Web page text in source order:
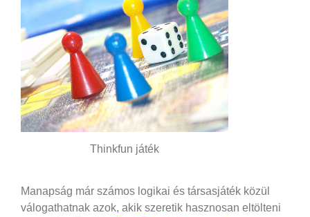
Thinkfun játék
Manapság már számos logikai és társasjáték közül
válogathatnak azok, akik szeretik hasznosan eltölteni